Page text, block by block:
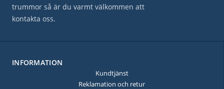
trummor så är du varmt välkommen att
kontakta oss.
INFORMATION
Kundtjänst
Reklamation och retur